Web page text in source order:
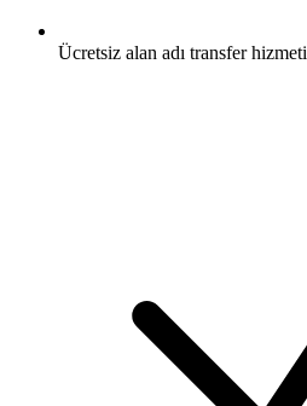
Ücretsiz alan adı transfer hizmeti